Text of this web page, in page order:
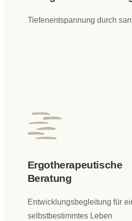
Tiefenentspannung durch
Ergotherapeutische
Beratung
Entwicklungsbegleitung für
selbstbestimmtes Leben